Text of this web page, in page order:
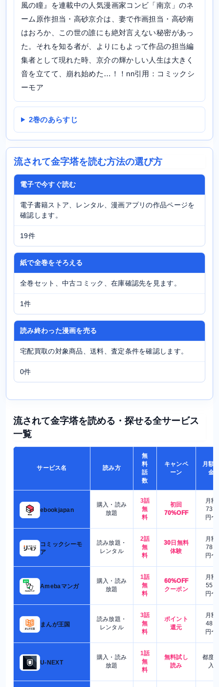
風の瞳』を連載中の人気漫画家コンビ「南京」のネ
ーム原作担当・高砂京介は、妻で作画担当・高砂南
はおろか、この世の誰にも絶対言えない秘密があっ
た。それを知る者が、よりにもよって作品の担当編
集者として現れた時、京介の輝かしい人生は大きく
音を立てて、崩れ始めた…！！nn引用：コミックシ
ーモア
2巻のあらすじ
流されて金字塔を読む方法の選び方
電子で今すぐ読む
電子書籍ストア、レンタル、漫画アプリの作品ページを
確認します。
19件
紙で全巻をそろえる
全巻セット、中古コミック、在庫確認先を見ます。
1件
読み終わった漫画を売る
宅配買取の対象商品、送料、査定条件を確認します。
0件
流されて金字塔を読める・探せる全サービス
一覧
サービス名 読み方
無
料
話
数
キャンペ
ーン
月額
金
ebookjapan
購入・読み
放題
3話
無
料
初回
70%OFF
月額
730
円〜
コミックシーモ
ア
読み放題・
レンタル
2話
無
料
30日無料
体験
月額
780
円〜
Amebaマンガ
購入・読み
放題
1話
無
料
60%OFF
クーポン
月額
550
円〜
まんが王国
読み放題・
レンタル
3話
無
料
ポイント
還元
月額
480
円〜
U-NEXT
購入・読み
放題
1話
無
料
無料試し
読み
都度
入